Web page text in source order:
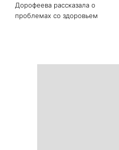
Дорофеева рассказала о
проблемах со здоровьем